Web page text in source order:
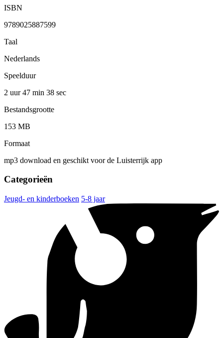
ISBN
9789025887599
Taal
Nederlands
Speelduur
2 uur 47 min 38 sec
Bestandsgrootte
153 MB
Formaat
mp3 download en geschikt voor de Luisterrijk app
Categorieën
Jeugd- en kinderboeken 5-8 jaar